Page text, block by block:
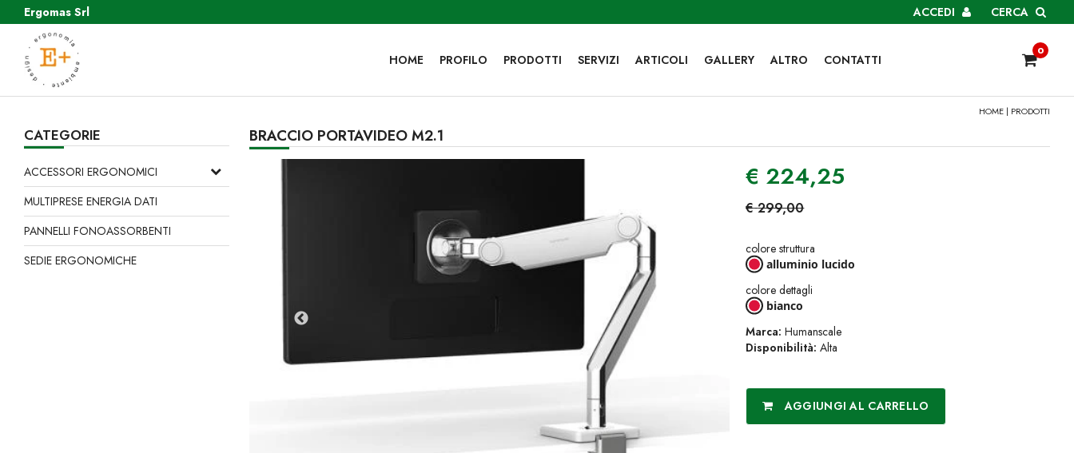
Ergomas Srl CERCA
ACCEDI
HOME PROFILO PRODOTTI SERVIZI ARTICOLI GALLERY ALTRO CONTATTI
0
HOME | PRODOTTI
CATEGORIE
ACCESSORI ERGONOMICI
MULTIPRESE ENERGIA DATI
PANNELLI FONOASSORBENTI
SEDIE ERGONOMICHE
BRACCIO PORTAVIDEO M2.1
€ 224,25
€ 299,00
colore struttura
alluminio lucido
colore dettagli
bianco
Marca:Humanscale
Disponibilità:Alta
AGGIUNGI AL CARRELLO